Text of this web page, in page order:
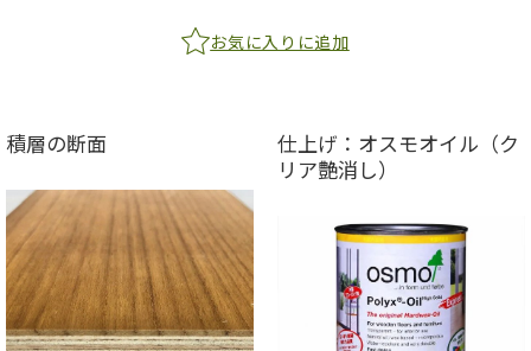
お気に入りに追加
積層の断面
仕上げ：オスモオイル（ク
リア艶消し）